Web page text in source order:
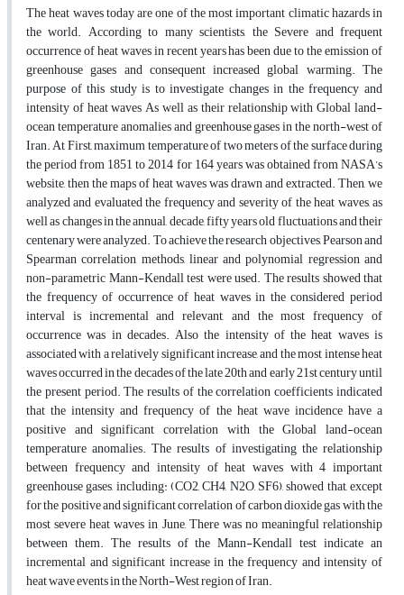
The heat waves today are one of the most important climatic hazards in
the world. According to many scientists, the Severe and frequent
occurrence of heat waves in recent years has been due to the emission of
greenhouse gases and consequent increased global warming. The
purpose of this study is to investigate changes in the frequency and
intensity of heat waves As well as their relationship with Global land-
ocean temperature anomalies and greenhouse gases in the north-west of
Iran. At First, maximum temperature of two meters of the surface during
the period from 1851 to 2014 for 164 years was obtained from NASA’s
website, then the maps of heat waves was drawn and extracted. Then, we
analyzed and evaluated the frequency and severity of the heat waves, as
well as changes in the annual, decade, fifty years old fluctuations and their
centenary were analyzed. To achieve the research objectives, Pearson and
Spearman correlation methods, linear and polynomial regression and
non-parametric Mann-Kendall test were used. The results showed that
the frequency of occurrence of heat waves in the considered period
interval is incremental and relevant, and the most frequency of
occurrence was in decades. Also the intensity of the heat waves is
associated with a relatively significant increase, and the most intense heat
waves occurred in the decades of the late 20th and early 21st century until
the present period. The results of the correlation coefficients indicated
that the intensity and frequency of the heat wave incidence have a
positive and significant correlation with the Global land-ocean
temperature anomalies. The results of investigating the relationship
between frequency and intensity of heat waves with 4 important
greenhouse gases, including: (CO2, CH4, N2O, SF6), showed that, except
for the positive and significant correlation of carbon dioxide gas with the
most severe heat waves in June, There was no meaningful relationship
between them. The results of the Mann-Kendall test indicate an
incremental and significant increase in the frequency and intensity of
heat wave events in the North-West region of Iran.